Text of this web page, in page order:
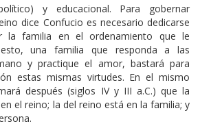
y educacional. Para gobernar
dice Confucio es necesario dedicarse
la familia en el ordenamiento que le
una familia que responda a las
y practique el amor, bastará para
estas mismas virtudes. En el mismo
después (siglos IV y III a.C.) que la
el reino; la del reino está en la familia; y